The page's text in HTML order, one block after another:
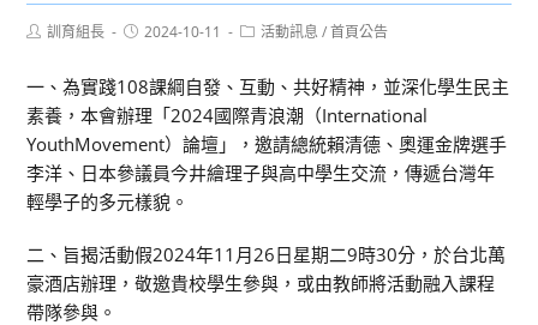
Post訓育組長
Post2024-10-11
Post活動訊息 / 首頁公告
一、為實踐108課綱自發、互動、共好精神，並深化學生民主
素養，本會辦理「2024國際青浪潮（International
YouthMovement）論壇」，邀請總統賴清德、奧運金牌選手
李洋、日本參議員今井繪理子與高中學生交流，傳遞台灣年
輕學子的多元樣貌。
二、旨揭活動假2024年11月26日星期二9時30分，於台北萬
豪酒店辦理，敬邀貴校學生參與，或由教師將活動融入課程
帶隊參與。